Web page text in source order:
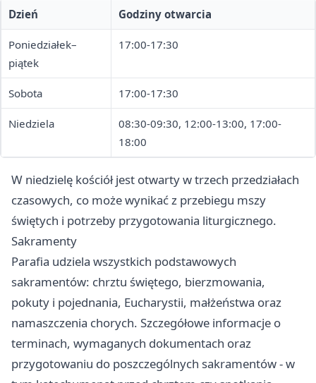
Dzień Godziny otwarcia
Poniedziałek–
piątek
17:00-17:30
Sobota 17:00-17:30
Niedziela
08:30-09:30, 12:00-13:00, 17:00-
18:00
W niedzielę kościół jest otwarty w trzech przedziałach
czasowych, co może wynikać z przebiegu mszy
świętych i potrzeby przygotowania liturgicznego.
Sakramenty
Parafia udziela wszystkich podstawowych
sakramentów: chrztu świętego, bierzmowania,
pokuty i pojednania, Eucharystii, małżeństwa oraz
namaszczenia chorych. Szczegółowe informacje o
terminach, wymaganych dokumentach oraz
przygotowaniu do poszczególnych sakramentów - w